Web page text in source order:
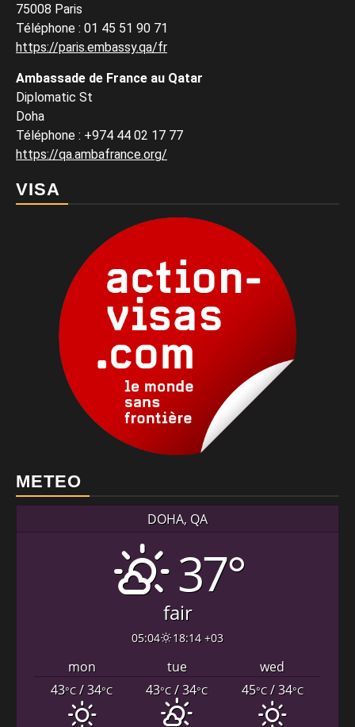
75008 Paris
Téléphone : 01 45 51 90 71
https://paris.embassy.qa/fr
Ambassade de France au Qatar
Diplomatic St
Doha
Téléphone : +974 44 02 17 77
https://qa.ambafrance.org/
VISA
METEO
DOHA, QA
37°
fair
05:04 18:14 +03
mon tue
wed
43°C/ 34°C 43°C/ 34°C 45°C/ 34°C